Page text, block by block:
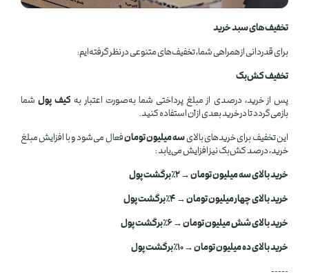
تخفیف‌های سبد خرید
برای قدردانی از همراهی شما، تخفیف‌های متنوعی در نظر گرفته‌ایم:
تخفیف کش‌بک
پس از خرید، درصدی از مبلغ پرداختی شما به‌صورت اعتبار به کیف پولشما
بازمی‌گردد تا در خرید بعدی از آن استفاده کنید.
این تخفیف برای خریدهای بالایسه میلیون تومانفعال می‌شود و با افزایش مبلغ
خرید، درصد کش‌بک نیز افزایش می‌یابد :
خرید بالای سه میلیون تومان → 2٪ برگشت پول
خرید بالای چهار میلیون تومان → 4٪ برگشت پول
خرید بالای شش میلیون تومان → 6٪ برگشت پول
خرید بالای ده میلیون تومان → 10٪ برگشت پول